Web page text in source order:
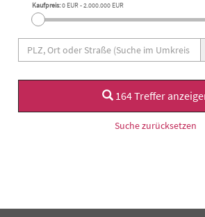
Kaufpreis:0 EUR-2.000.000 EUR
164 Treffer
Suche zurücksetzen